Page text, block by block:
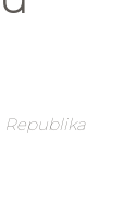
Republika